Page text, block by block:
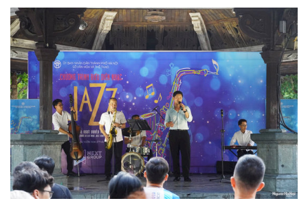
điệu jazz kinh điển của thế giới lần lượt cất lên qua phần biểu
diễn của NSƯT Quyền Văn Minh và các nghệ sĩ Bình Minh Jazz
Club, mở ra một không gian âm nhạc giàu cảm xúc ngay giữa
trung tâm Thủ đô.